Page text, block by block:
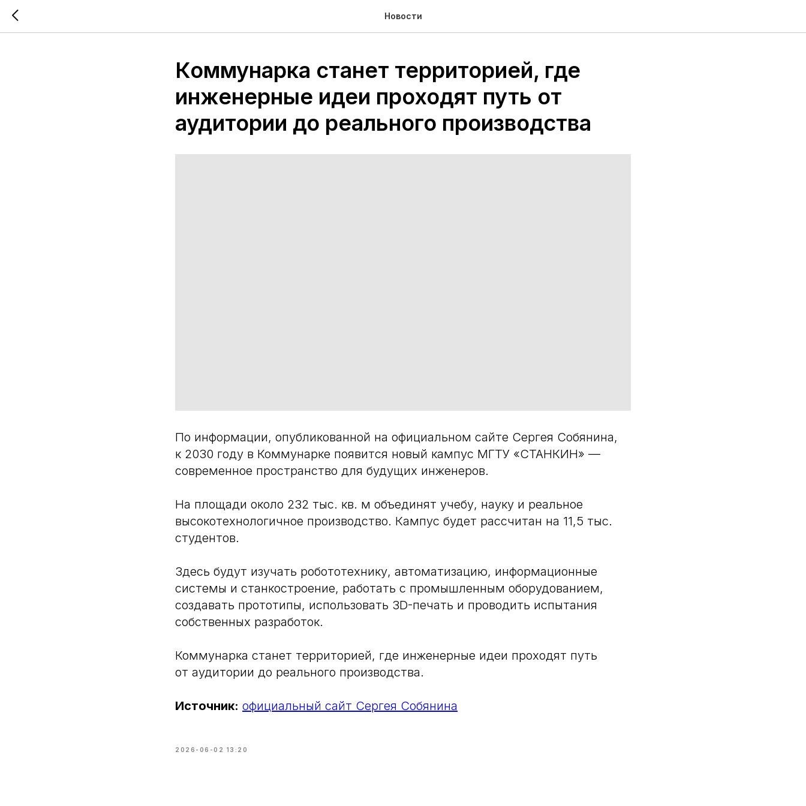
Новости
Коммунарка станет территорией, где
инженерные идеи проходят путь от
аудитории до реального производства
По информации, опубликованной на официальном сайте Сергея Собянина,
к 2030 году в Коммунарке появится новый кампус МГТУ «СТАНКИН» —
современное пространство для будущих инженеров.
На площади около 232 тыс. кв. м объединят учебу, науку и реальное
высокотехнологичное производство. Кампус будет рассчитан на 11,5 тыс.
студентов.
Здесь будут изучать робототехнику, автоматизацию, информационные
системы и станкостроение, работать с промышленным оборудованием,
создавать прототипы, использовать 3D-печать и проводить испытания
собственных разработок.
Коммунарка станет территорией, где инженерные идеи проходят путь
от аудитории до реального производства.
Источник: официальный сайт Сергея Собянина
2026-06-02 13:20